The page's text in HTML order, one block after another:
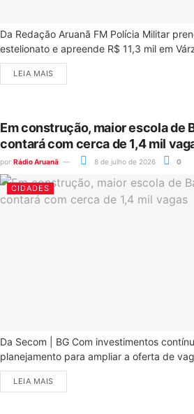
Da Redação Aruanã FM Polícia Militar
estelionato e apreende R$ 11,3 mil em
LEIA MAIS
Em construção, maior escola de
contará com cerca de 1,4 mil
por Rádio Aruanã 8 de julho de 2026 0
CIDADES
Da Secom | BG Com investimentos
planejamento para ampliar a oferta de
LEIA MAIS